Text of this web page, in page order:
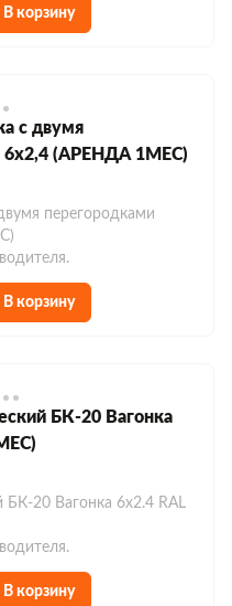
В корзину
с двумя
6х2,4 (АРЕНДА 1МЕС)
перегородками
В корзину
БК-20 Вагонка
БК-20 Вагонка 6х2.4 RAL
В корзину